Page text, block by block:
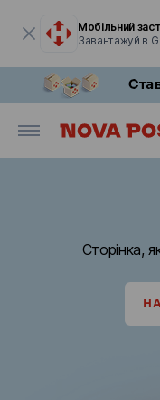
Мобільний
Завантажуй в
Сторінка,